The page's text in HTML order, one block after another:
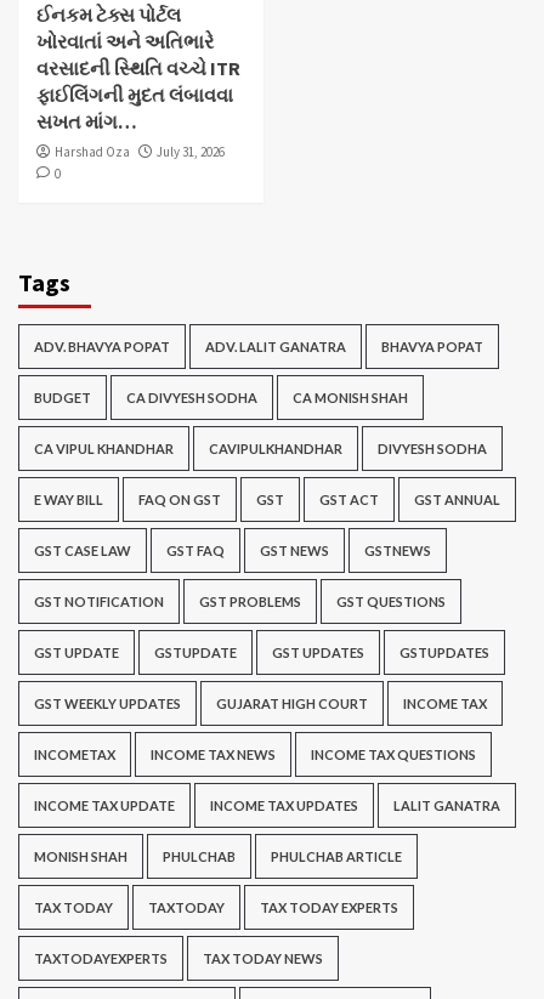
ઈનકમ ટેક્સ પોર્ટલ
ખોરવાતાં અને અતિભારે
વરસાદની સ્થિતિ વચ્ચે ITR
ફાઈલિંગની મુદત લંબાવવા
સખત માંગ…
Harshad Oza
July 31, 2026
0
Tags
ADV. BHAVYA POPAT ADV. LALIT GANATRA BHAVYA POPAT
BUDGET CA DIVYESH SODHA CA MONISH SHAH
CA VIPUL KHANDHAR CAVIPULKHANDHAR DIVYESH SODHA
E WAY BILL FAQ ON GST GST GST ACT GST ANNUAL
GST CASE LAW GST FAQ GST NEWS GSTNEWS
GST NOTIFICATION GST PROBLEMS GST QUESTIONS
GST UPDATE GSTUPDATE GST UPDATES GSTUPDATES
GST WEEKLY UPDATES GUJARAT HIGH COURT INCOME TAX
INCOMETAX INCOME TAX NEWS INCOME TAX QUESTIONS
INCOME TAX UPDATE INCOME TAX UPDATES LALIT GANATRA
MONISH SHAH PHULCHAB PHULCHAB ARTICLE
TAX TODAY TAXTODAY TAX TODAY EXPERTS
TAXTODAYEXPERTS TAX TODAY NEWS